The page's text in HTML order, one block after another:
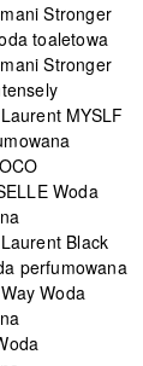
Stronger
toaletowa
Stronger
MYSLF
Woda
Black
perfumowana
Woda